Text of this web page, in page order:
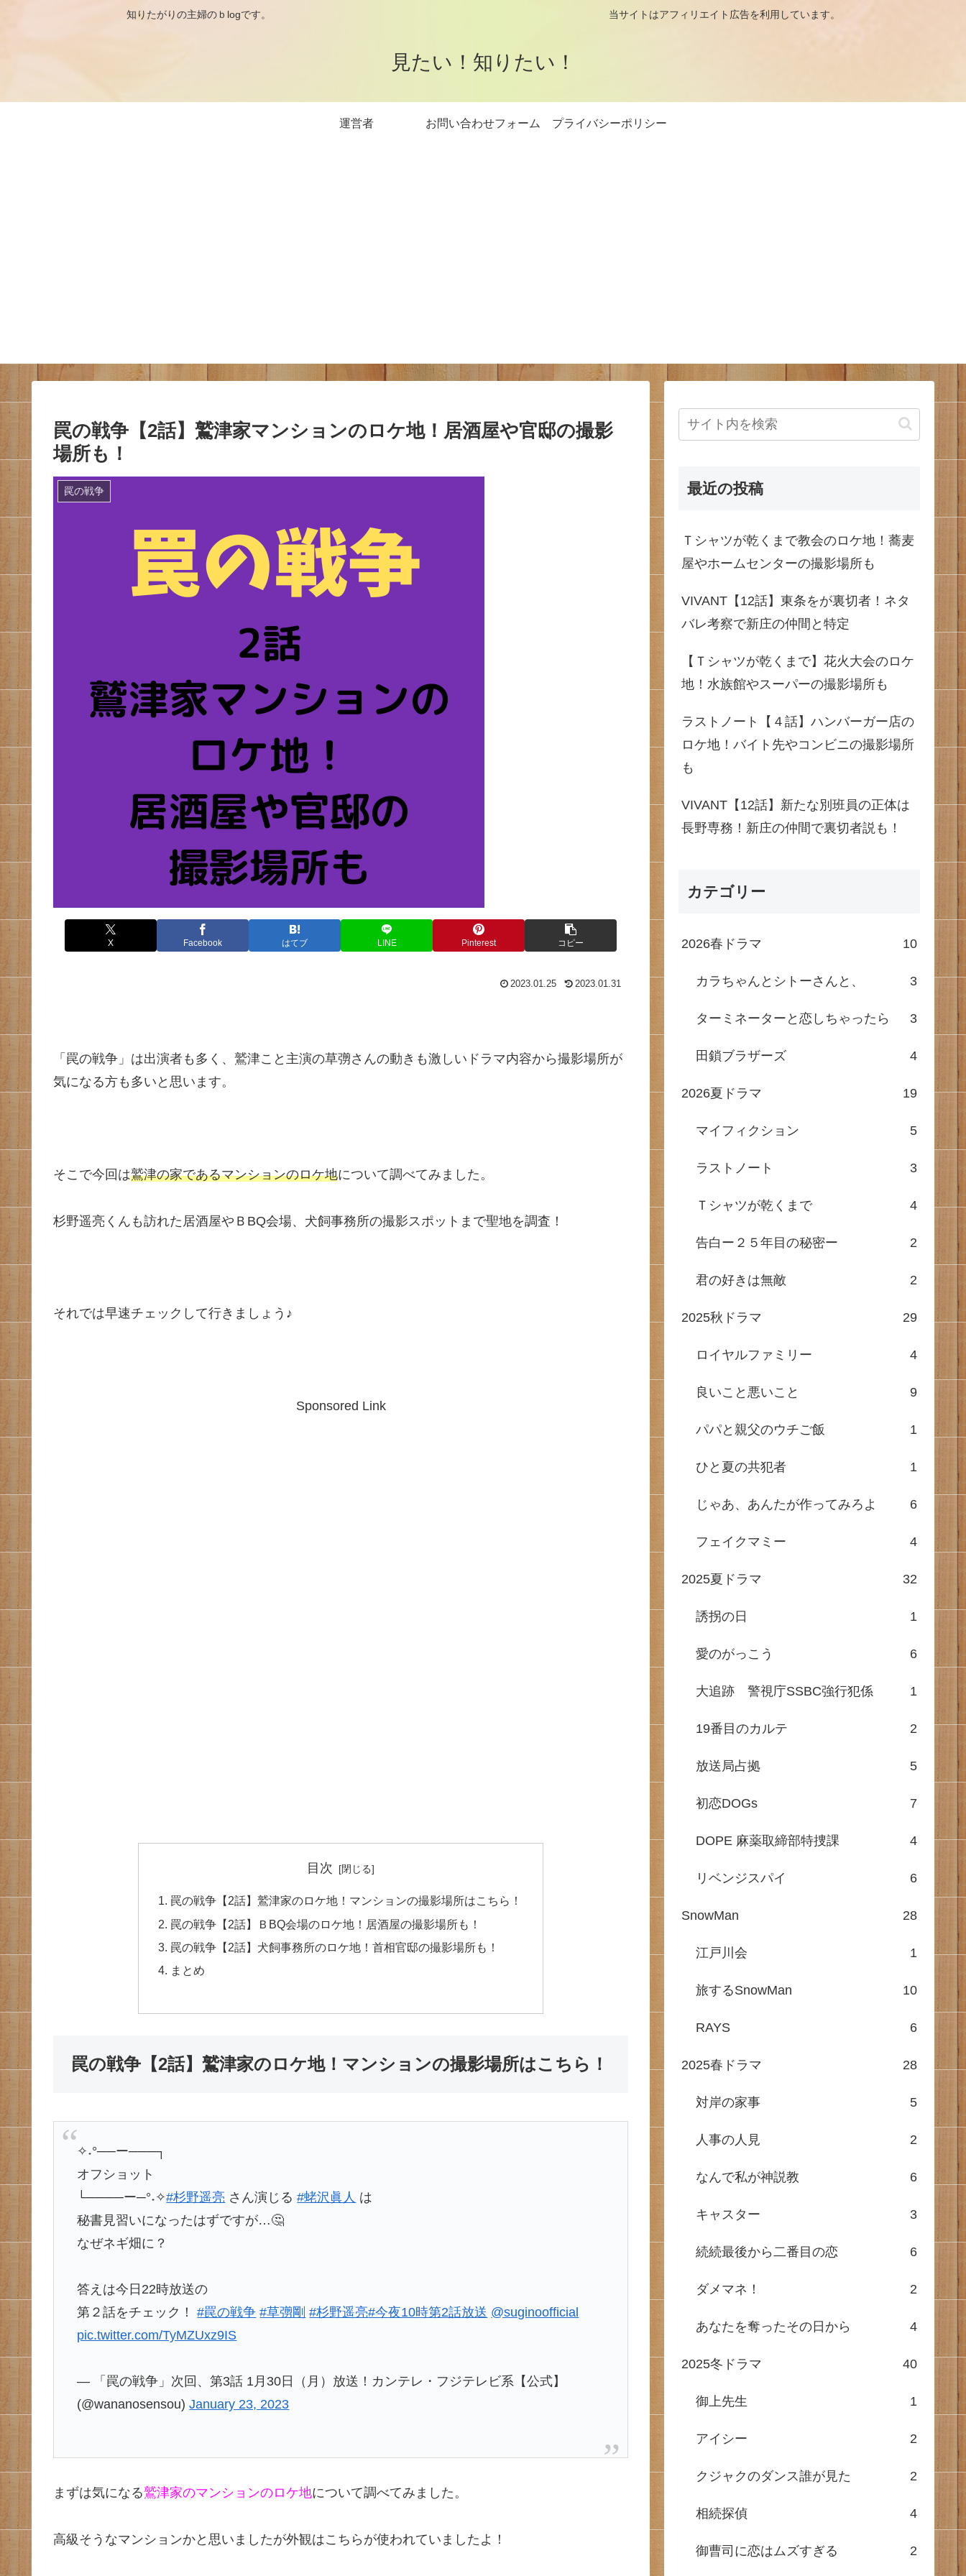
知りたがりの主婦のｂlogです。 当サイトはアフィリエイト広告を利用しています。
見たい！知りたい！
運営者 お問い合わせフォーム プライバシーポリシー
罠の戦争【2話】鷲津家マンションのロケ地！居酒屋や官邸の撮影
場所も！
罠の戦争
X Facebook はてブ LINE Pinterest コピー
2023.01.25 2023.01.31
「罠の戦争」は出演者も多く、鷲津こと主演の草彅さんの動きも激しいドラマ内容から撮影場所が
気になる方も多いと思います。
そこで今回は鷲津の家であるマンションのロケ地について調べてみました。
杉野遥亮くんも訪れた居酒屋やＢBQ会場、犬飼事務所の撮影スポットまで聖地を調査！
それでは早速チェックして行きましょう♪
Sponsored Link
目次
罠の戦争【2話】鷲津家のロケ地！マンションの撮影場所はこちら！
罠の戦争【2話】ＢBQ会場のロケ地！居酒屋の撮影場所も！
罠の戦争【2話】犬飼事務所のロケ地！首相官邸の撮影場所も！
まとめ
罠の戦争【2話】鷲津家のロケ地！マンションの撮影場所はこちら！
✧˖°──ー───┐
オフショット
└────ー─°˖✧#杉野遥亮 さん演じる#蛯沢眞人 は
秘書見習いになったはずですが…🤔
なぜネギ畑に？
答えは今日22時放送の
第２話をチェック！#罠の戦争 #草彅剛 #杉野遥亮#今夜10時第2話放送 @suginoofficial
pic.twitter.com/TyMZUxz9IS
— 「罠の戦争」次回、第3話 1月30日（月）放送！カンテレ・フジテレビ系【公式】
(@wananosensou)January 23, 2023
まずは気になる鷲津家のマンションのロケ地について調べてみました。
高級そうなマンションかと思いましたが外観はこちらが使われていましたよ！
最近の投稿
Ｔシャツが乾くまで教会のロケ地！蕎麦
屋やホームセンターの撮影場所も
VIVANT【12話】東条をが裏切者！ネタ
バレ考察で新庄の仲間と特定
【Ｔシャツが乾くまで】花火大会のロケ
地！水族館やスーパーの撮影場所も
ラストノート【４話】ハンバーガー店の
ロケ地！バイト先やコンビニの撮影場所
も
VIVANT【12話】新たな別班員の正体は
長野専務！新庄の仲間で裏切者説も！
カテゴリー
2026春ドラマ 10
カラちゃんとシトーさんと、 3
ターミネーターと恋しちゃったら 3
田鎖ブラザーズ 4
2026夏ドラマ 19
マイフィクション 5
ラストノート 3
Ｔシャツが乾くまで 4
告白ー２５年目の秘密ー 2
君の好きは無敵 2
2025秋ドラマ 29
ロイヤルファミリー 4
良いこと悪いこと 9
パパと親父のウチご飯 1
ひと夏の共犯者 1
じゃあ、あんたが作ってみろよ 6
フェイクマミー 4
2025夏ドラマ 32
誘拐の日 1
愛のがっこう 6
大追跡 警視庁SSBC強行犯係 1
19番目のカルテ 2
放送局占拠 5
初恋DOGs 7
DOPE 麻薬取締部特捜課 4
リベンジスパイ 6
SnowMan 28
江戸川会 1
旅するSnowMan 10
RAYS 6
2025春ドラマ 28
対岸の家事 5
人事の人見 2
なんで私が神説教 6
キャスター 3
続続最後から二番目の恋 6
ダメマネ！ 2
あなたを奪ったその日から 4
2025冬ドラマ 40
御上先生 1
アイシー 2
クジャクのダンス誰が見た 2
相続探偵 4
御曹司に恋はムズすぎる 2